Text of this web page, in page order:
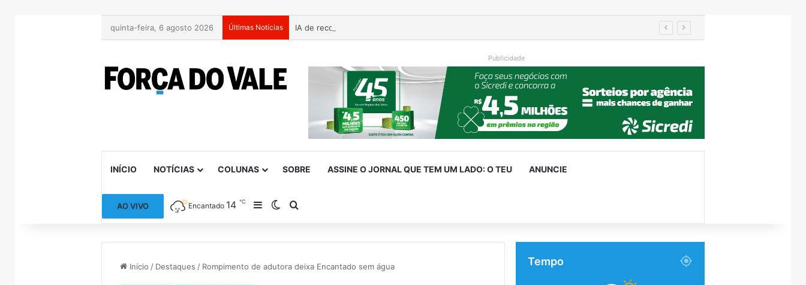
quinta-feira, 6 agosto 2026 Últimas Notícias
Publicidade
INÍCIO NOTÍCIAS COLUNAS SOBRE ASSINE O JORNAL QUE TEM UM LADO: O TEU ANUNCIE
AO VIVO Encantado 14℃ Barra Lateral
Switch skin
Início / Destaques / Rompimento de adutora deixa Encantado sem água Tempo